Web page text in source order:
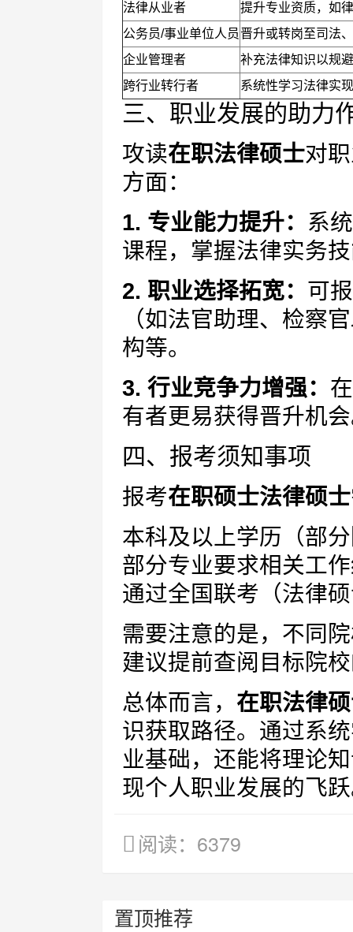
法律从业者
提升专业资质，如
公务员/事业单位人员 晋升或转岗至司法
企业管理者
补充法律知识以规
跨行业转行者
系统性学习法律实
三、职业发展的助力
攻读在职法律硕士对
方面：
1. 专业能力提升： 系
课程，掌握法律实务
2. 职业选择拓宽： 可
（如法官助理、检察
构等。
3. 行业竞争力增强：
有者更易获得晋升机
四、报考须知事项
报考在职硕士法律硕士
本科及以上学历（部
部分专业要求相关工
通过全国联考（法律
需要注意的是，不同
建议提前查阅目标院
总体而言， 在职法律
识获取路径。通过系
业基础，还能将理论
现个人职业发展的飞
阅读：6379
置顶推荐